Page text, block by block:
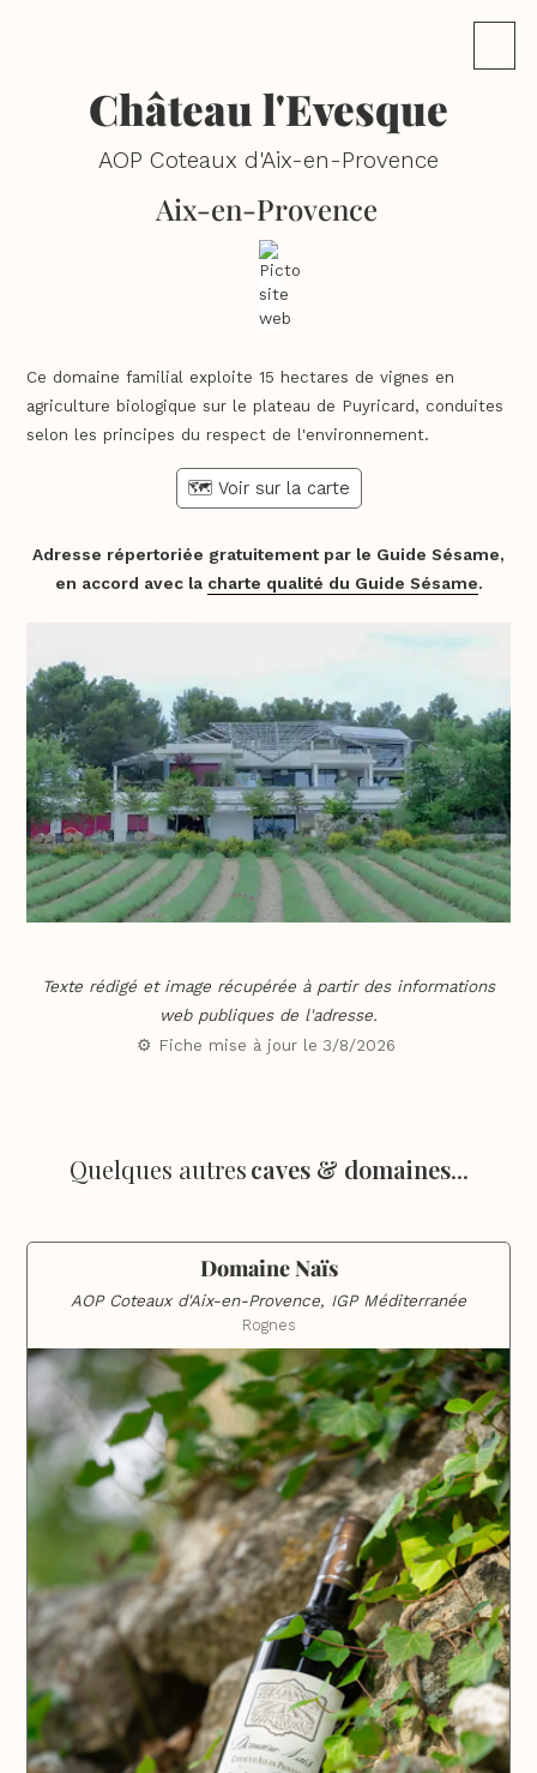
Château l'Evesque
AOP Coteaux d'Aix-en-Provence
Aix-en-Provence
Ce domaine familial exploite 15 hectares de vignes en
agriculture biologique sur le plateau de Puyricard, conduites
selon les principes du respect de l'environnement.
🗺️ Voir sur la carte
Adresse répertoriée gratuitement par le Guide Sésame,
en accord avec la charte qualité du Guide Sésame.
Texte rédigé et image récupérée à partir des informations
web publiques de l'adresse.
⚙️ Fiche mise à jour le 3/8/2026
Quelques autrescaves & domaines...
Domaine Naïs
AOP Coteaux d'Aix-en-Provence, IGP Méditerranée
Rognes